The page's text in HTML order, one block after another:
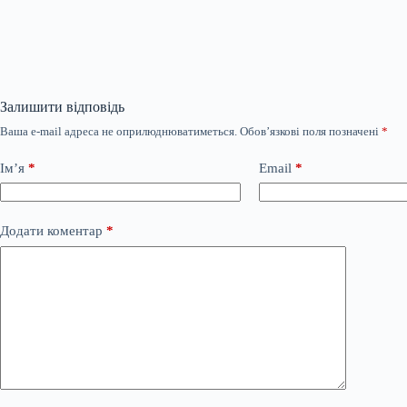
Залишити відповідь
Ваша e-mail адреса не оприлюднюватиметься. Обов’язкові поля позначені *
Ім’я * Email *
Додати коментар *